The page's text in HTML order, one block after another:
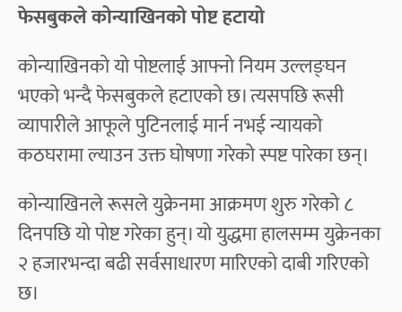
फेसबुकले कोन्याखिनको पोष्ट हटायो
कोन्याखिनको यो पोष्टलाई आफ्नो नियम उल्लङ्घन
भएको भन्दै फेसबुकले हटाएको छ। त्यसपछि रूसी
व्यापारीले आफूले पुटिनलाई मार्न नभई न्यायको
कठघरामा ल्याउन उक्त घोषणा गरेको स्पष्ट पारेका छन्।
कोन्याखिनले रूसले युक्रेनमा आक्रमण शुरु गरेको ८
दिनपछि यो पोष्ट गरेका हुन्। यो युद्धमा हालसम्म युक्रेनका
२ हजारभन्दा बढी सर्वसाधारण मारिएको दाबी गरिएको
छ।